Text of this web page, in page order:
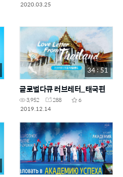
2020.03.25
34 : 51
글로벌다큐 러브레터_태국편
3,952 288
6
2019.12.14